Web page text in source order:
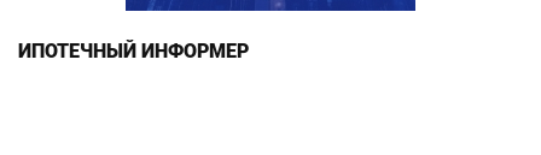
ИПОТЕЧНЫЙ ИНФОРМЕР